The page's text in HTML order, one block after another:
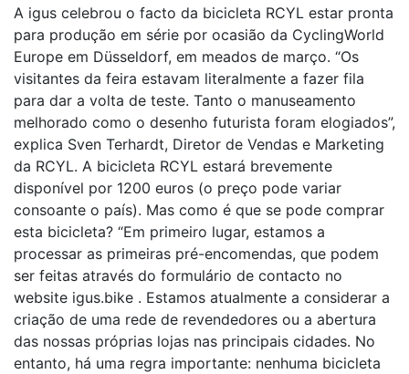
A igus celebrou o facto da bicicleta RCYL estar pronta
para produção em série por ocasião da CyclingWorld
Europe em Düsseldorf, em meados de março. “Os
visitantes da feira estavam literalmente a fazer fila
para dar a volta de teste. Tanto o manuseamento
melhorado como o desenho futurista foram elogiados”,
explica Sven Terhardt, Diretor de Vendas e Marketing
da RCYL. A bicicleta RCYL estará brevemente
disponível por 1200 euros (o preço pode variar
consoante o país). Mas como é que se pode comprar
esta bicicleta? “Em primeiro lugar, estamos a
processar as primeiras pré-encomendas, que podem
ser feitas através do formulário de contacto no
website igus.bike . Estamos atualmente a considerar a
criação de uma rede de revendedores ou a abertura
das nossas próprias lojas nas principais cidades. No
entanto, há uma regra importante: nenhuma bicicleta